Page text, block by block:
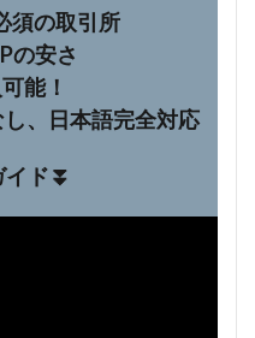
須の取引所
の安さ
能！
、日本語完全対応
ド⏬